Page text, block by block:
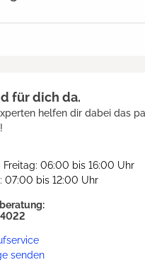
für dich da.
helfen dir dabei das
Freitag: 06:00 bis 16:00 Uhr
07:00 bis 12:00 Uhr
senden